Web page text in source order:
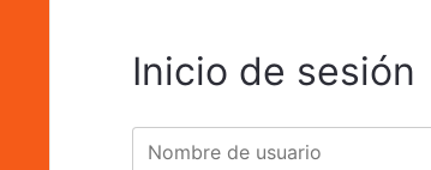
Inicio de sesión
Nombre de usuario